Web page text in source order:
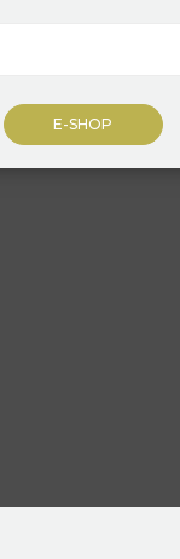
E-SHOP